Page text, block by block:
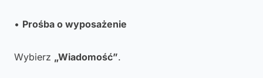
• Prośba o wyposażenie
Wybierz „Wiadomość”.